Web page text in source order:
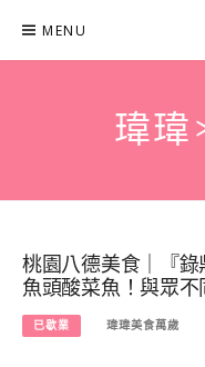
content
MENU
瑋瑋
桃園八德美食｜『
魚頭酸菜魚！與眾不
已歇業 瑋瑋美食萬歲